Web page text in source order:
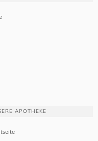
APOTHEKE